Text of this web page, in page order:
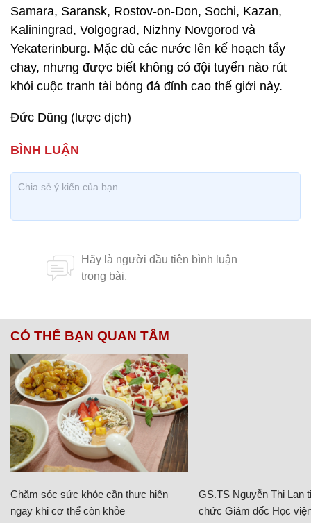
Samara, Saransk, Rostov-on-Don, Sochi, Kazan,
Kaliningrad, Volgograd, Nizhny Novgorod và
Yekaterinburg. Mặc dù các nước lên kế hoạch tẩy
chay, nhưng được biết không có đội tuyển nào rút
khỏi cuộc tranh tài bóng đá đỉnh cao thế giới này.
Đức Dũng (lược dịch)
CÓ THỂ BẠN QUAN TÂM
Chăm sóc sức khỏe cần thực hiện
ngay khi cơ thể còn khỏe
GS.TS Nguyễn Thị Lan
chức Giám đốc Học